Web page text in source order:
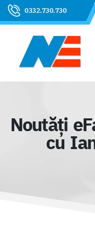
0332.730.730
Noutăți
cu